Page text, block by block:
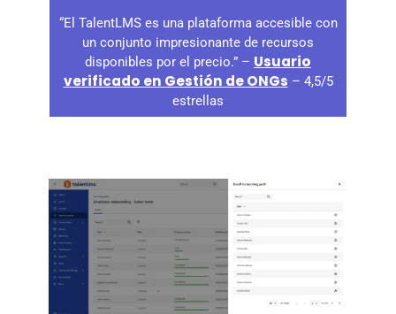
“El TalentLMS es una plataforma accesible con
un conjunto impresionante de recursos
disponibles por el precio.” – Usuario
verificado en Gestión de ONGs – 4,5/5
estrellas